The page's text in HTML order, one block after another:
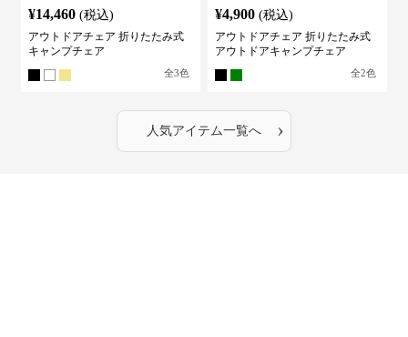
¥14,460 (税込)
アウトドアチェア 折りたたみ式
キャンプチェア
全3色
¥4,900 (税込)
アウトドアチェア 折りたたみ式
アウトドアキャンプチェア
全2色
人気アイテム一覧へ ›